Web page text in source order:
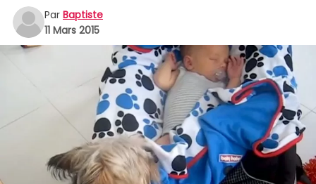
Par Baptiste
11 Mars 2015